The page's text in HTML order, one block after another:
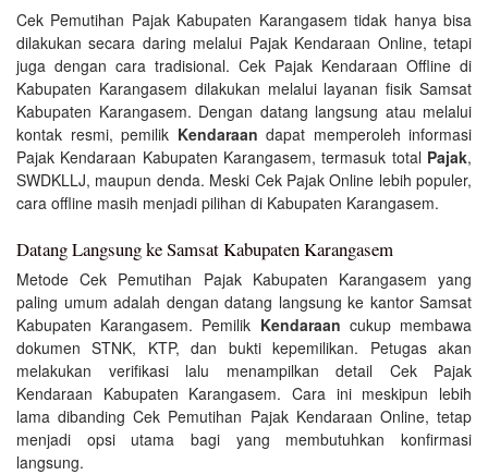
Cek Pemutihan Pajak Kabupaten Karangasem tidak hanya bisa
dilakukan secara daring melalui Pajak Kendaraan Online, tetapi
juga dengan cara tradisional. Cek Pajak Kendaraan Offline di
Kabupaten Karangasem dilakukan melalui layanan fisik Samsat
Kabupaten Karangasem. Dengan datang langsung atau melalui
kontak resmi, pemilik Kendaraan dapat memperoleh informasi
Pajak Kendaraan Kabupaten Karangasem, termasuk total Pajak,
SWDKLLJ, maupun denda. Meski Cek Pajak Online lebih populer,
cara offline masih menjadi pilihan di Kabupaten Karangasem.
Datang Langsung ke Samsat Kabupaten Karangasem
Metode Cek Pemutihan Pajak Kabupaten Karangasem yang
paling umum adalah dengan datang langsung ke kantor Samsat
Kabupaten Karangasem. Pemilik Kendaraan cukup membawa
dokumen STNK, KTP, dan bukti kepemilikan. Petugas akan
melakukan verifikasi lalu menampilkan detail Cek Pajak
Kendaraan Kabupaten Karangasem. Cara ini meskipun lebih
lama dibanding Cek Pemutihan Pajak Kendaraan Online, tetap
menjadi opsi utama bagi yang membutuhkan konfirmasi
langsung.